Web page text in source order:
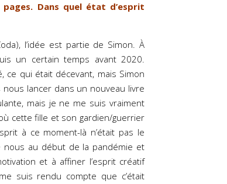
Dans quel état d’esprit
l’idée est partie de Simon. À
un certain temps avant 2020.
qui était décevant, mais Simon
lancer dans un nouveau livre
mais je ne me suis vraiment
cette fille et son gardien/guerrier
à ce moment-là n’était pas le
nous au début de la pandémie et
et à affiner l’esprit créatif
suis rendu compte que c’était